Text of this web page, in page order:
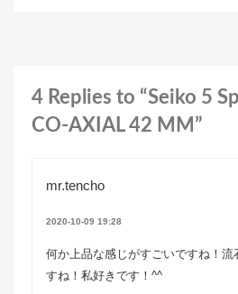
4 Replies to “Seiko 5
CO‑AXIAL 42 MM”
mr.tencho
2020-10-09 19:28
何か上品な感じがすごいですね！
すね！私好きです！^^